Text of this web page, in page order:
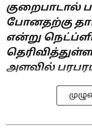
குறைபாடால்
போனதற்கு
என்று
அளவில்